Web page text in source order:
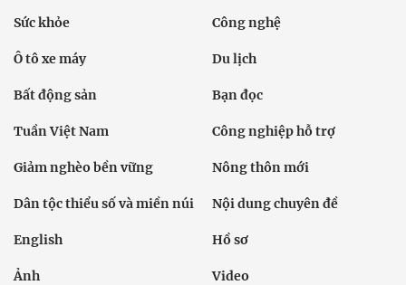
Sức khỏe Công nghệ
Ô tô xe máy Du lịch
Bất động sản Bạn đọc
Tuần Việt Nam Công nghiệp hỗ trợ
Giảm nghèo bền vững Nông thôn mới
Dân tộc thiểu số và miền núi Nội dung chuyên đề
English Hồ sơ
Ảnh Video